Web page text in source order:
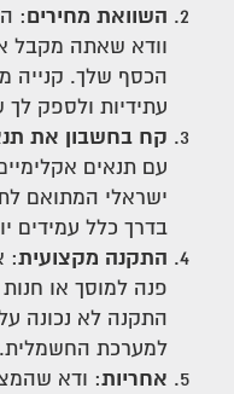
השוואת מחירים:
וודא שאתה מקבל
הכסף שלך. קנייה
עתידיות ולספק לך
קח בחשבון את
עם תנאים
ישראלי המתואם
בדרך כלל עמידים
התקנה מקצועית:
פנה למוסך או
התקנה לא נכונה
למערכת החשמלית.
אחריות: ודא